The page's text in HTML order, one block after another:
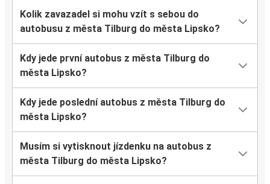
Kolik zavazadel si mohu vzít s sebou do
autobusu z města Tilburg do města Lipsko?
Kdy jede první autobus z města Tilburg do
města Lipsko?
Kdy jede poslední autobus z města Tilburg do
města Lipsko?
Musím si vytisknout jízdenku na autobus z
města Tilburg do města Lipsko?